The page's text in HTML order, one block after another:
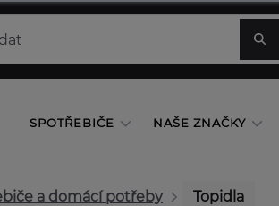
SPOTŘEBIČE NAŠE ZNAČKY
a domácí potřeby Topidla